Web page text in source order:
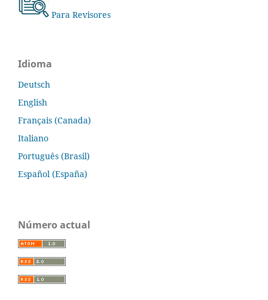
Para Revisores
Idioma
Deutsch
English
Français (Canada)
Italiano
Português (Brasil)
Español (España)
Número actual